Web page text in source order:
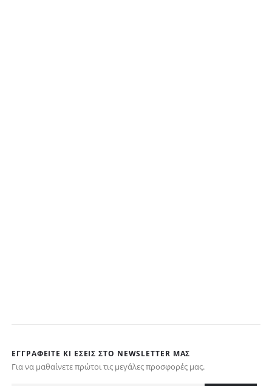
ΕΓΓΡΑΦΕΊΤΕ ΚΙ ΕΣΕΊΣ ΣΤΟ NEWSLETTER ΜΑΣ
Για να μαθαίνετε πρώτοι τις μεγάλες προσφορές μας.